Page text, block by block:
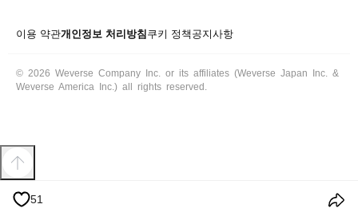
51
이용 약관개인정보 처리방침 쿠키 정책 공지사항
© 2026 Weverse Company Inc. or its affiliates (Weverse Japan Inc. &
Weverse America Inc.) all rights reserved.